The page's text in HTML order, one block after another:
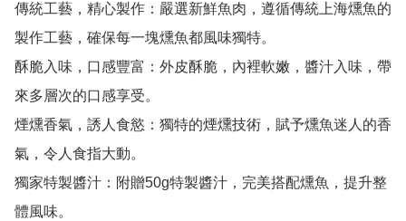
傳統工藝，精心製作：嚴選新鮮魚肉，遵循傳統上海燻魚的
製作工藝，確保每一塊燻魚都風味獨特。
酥脆入味，口感豐富：外皮酥脆，內裡軟嫩，醬汁入味，帶
來多層次的口感享受。
煙燻香氣，誘人食慾：獨特的煙燻技術，賦予燻魚迷人的香
氣，令人食指大動。
獨家特製醬汁：附贈50g特製醬汁，完美搭配燻魚，提升整
體風味。